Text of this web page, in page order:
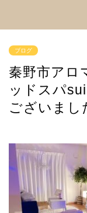
ブログ
秦野市アロ
ッドスパ
ございまし